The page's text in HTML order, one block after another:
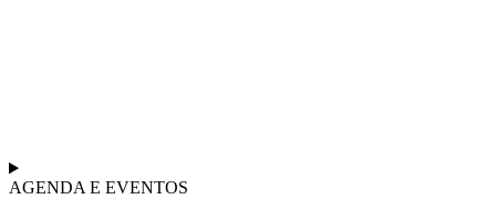
AGENDA E EVENTOS